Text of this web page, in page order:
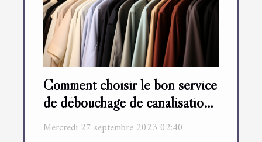
Comment choisir le bon service
de débouchage de canalisation
?
Mercredi 27 septembre 2023 02:40